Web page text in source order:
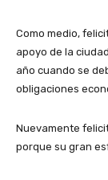
Como medio,
apoyo de la
año cuando se
obligaciones
Nuevamente
porque su gran